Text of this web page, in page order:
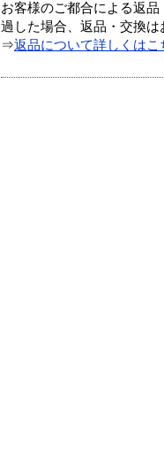
お客様のご都合による返
過した場合、返品・交換は
⇒返品について詳しくはこ